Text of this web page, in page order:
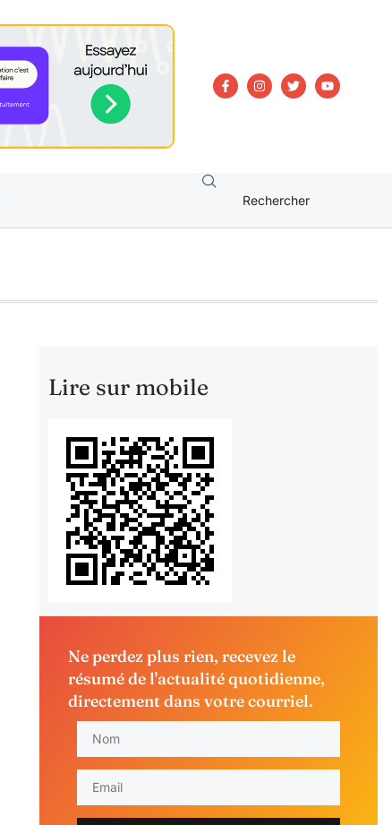
Lire sur mobile
Ne perdez plus rien, recevez le
résumé de l'actualité quotidienne,
directement dans votre courriel.